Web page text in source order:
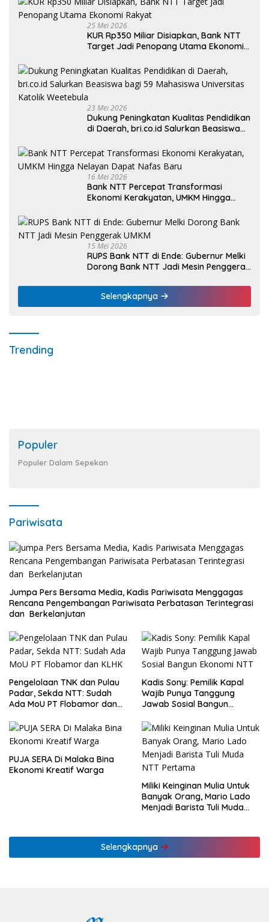
25 Mei 2026
KUR Rp350 Miliar Disiapkan, Bank NTT
Target Jadi Penopang Utama Ekonomi
23 Mei 2026
Dukung Peningkatan Kualitas Pendidikan
di Daerah, bri.co.id Salurkan Beasiswa
Weetebula
16 Mei 2026
Bank NTT Percepat Transformasi
Ekonomi Kerakyatan, UMKM Hingga
15 Mei 2026
RUPS Bank NTT di Ende: Gubernur Melki
Dorong Bank NTT Jadi Mesin Penggerak
Selengkapnya
Trending
Populer
Populer Dalam Sepekan
Pariwisata
Jumpa Pers Bersama Media, Kadis Pariwisata Menggagas
Rencana Pengembangan Pariwisata Perbatasan Terintegrasi
dan Berkelanjutan
Pengelolaan TNK dan Pulau
Padar, Sekda NTT: Sudah
Ada MoU PT Flobamor dan
Kadis Sony: Pemilik Kapal
Wajib Punya Tanggung
Jawab Sosial Bangun
PUJA SERA Di Malaka Bina
Ekonomi Kreatif Warga
Miliki Keinginan Mulia Untuk
Banyak Orang, Mario Lado
Menjadi Barista Tuli Muda
Selengkapnya